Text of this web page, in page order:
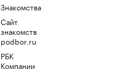
Знакомства
Сайт
знакомств
podbor.ru
РБК
Компании